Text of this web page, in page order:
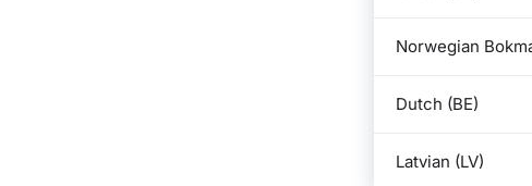
Norwegian
Dutch (BE)
Latvian (LV)